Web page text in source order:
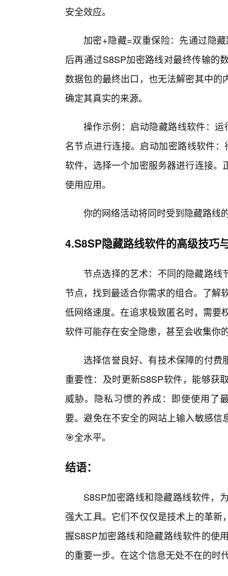
安全效应。
加密+隐藏=双重保险：先通过隐
后再通过S8SP加密路线对最终传输的
数据包的最终出口，也无法解密其中
确定其真实的来源。
操作示例：启动隐藏路线软件：
名节点进行连接。启动加密路线软件
软件，选择一个加密服务器进行连接
使用应用。
你的网络活动将同时受到隐藏路线
4.S8SP隐藏路线软件的高级技巧
节点选择的艺术：不同的隐藏路
节点，找到最适合你需求的组合。了解
低网络速度。在追求极致匿名时，需要
软件可能存在安全隐患，甚至会收集你
选择信誉良好、有技术保障的付
重要性：及时更新S8SP软件，能够获
威胁。隐私习惯的养成：即使使用了
要。避免在不安全的网站上输入敏感
🎯全水平。
结语：
S8SP加密路线和隐藏路线软件，
强大工具。它们不仅仅是技术上的革
握S8SP加密路线和隐藏路线软件的使
的重要一步。在这个信息无处不在的时